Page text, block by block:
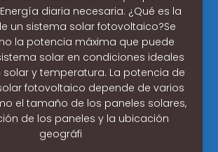
Energía diaria necesaria. ¿Qué es la
un sistema solar fotovoltaico?Se
la potencia máxima que puede
solar en condiciones ideales
y temperatura. La potencia de
fotovoltaico depende de varios
el tamaño de los paneles solares,
de los paneles y la ubicación
geográfi